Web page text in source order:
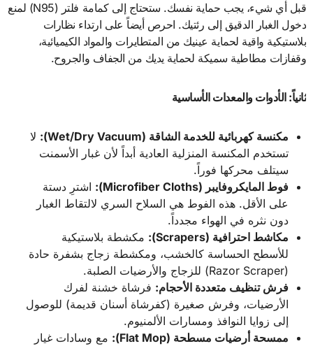
قبل أي شيء، يجب حماية نفسك. ستحتاج إلى كمامة فلتر (N95) لمنع
دخول الغبار الدقيق إلى رئتيك. احرص أيضاً على ارتداء نظارات
بلاستيكية واقية لحماية عينيك من المتطايرات والمواد الكيميائية،
وقفازات مطاطية سميكة لحماية يديك من الجفاف والجروح.
ثانياً: الأدوات والمعدات الأساسية
مكنسة كهربائية للخدمة الشاقة (Wet/Dry Vacuum):
لا
تستخدم المكنسة المنزلية العادية أبداً لأن غبار الأسمنت
سيتلف محركها فوراً.
فوط المايكروفايبر (Microfiber Cloths):
اشترِ دستة
على الأقل. هذه الفوط هي السلاح السري لالتقاط الغبار
دون نثره في الهواء مجدداً.
مكاشط احترافية (Scrapers):
مكشطة بلاستيكية
للأسطح الحساسة كالخشب، ومكشطة زجاج بشفرة حادة
(Razor Scraper) للزجاج والأرضيات الصلبة.
فرش تنظيف متعددة الأحجام: فرشاة خشنة لفرك
الأرضيات، وفرش صغيرة (كفرشاة أسنان قديمة) للوصول
إلى زوايا النوافذ ومسارات الألمنيوم.
ممسحة أرضيات مسطحة (Flat Mop):
مع وسادات غيار